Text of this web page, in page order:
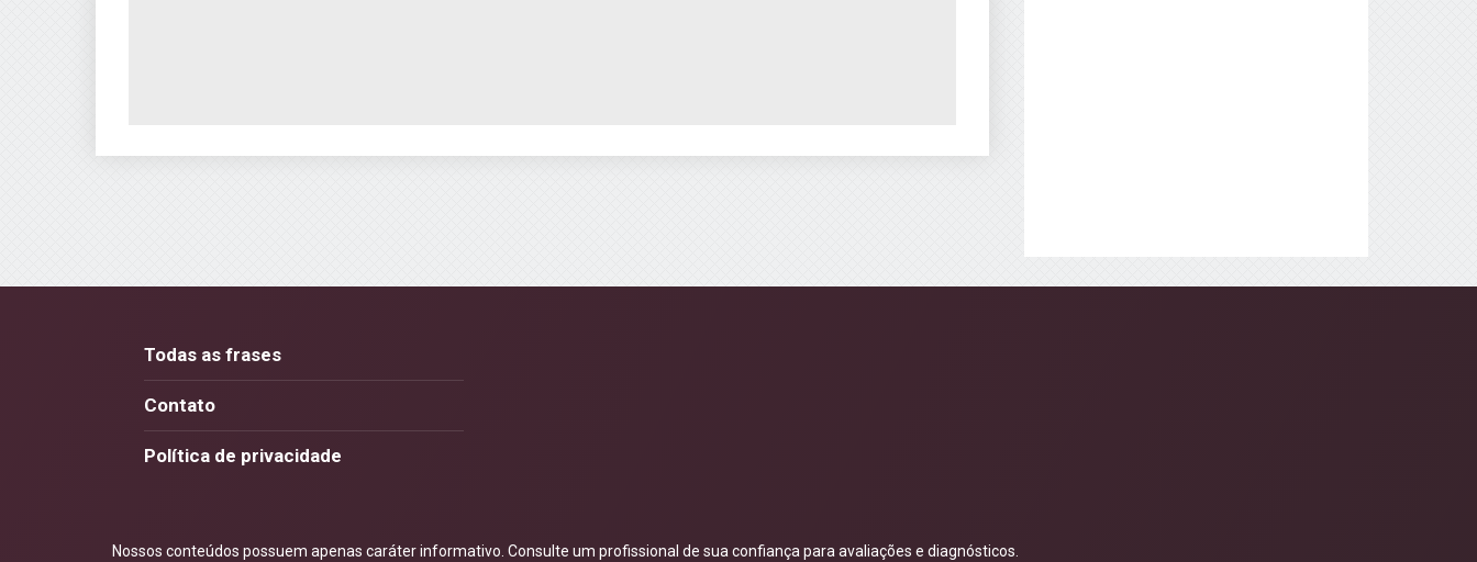
Todas as frases
Contato
Política de privacidade
Nossos conteúdos possuem apenas caráter informativo. Consulte um profissional de sua confiança para avaliações e diagnósticos.